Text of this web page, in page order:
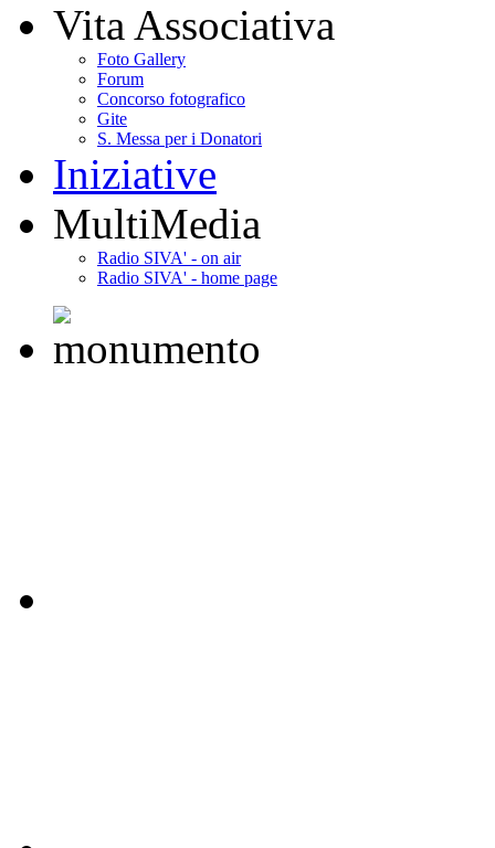
Vita Associativa
Foto Gallery
Forum
Concorso fotografico
Gite
S. Messa per i Donatori
Iniziative
MultiMedia
Radio SIVA' - on air
Radio SIVA' - home page